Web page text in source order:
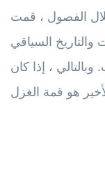
، من خلال الفصول ، قمت
والتاريخ السياقي
، إذا كان